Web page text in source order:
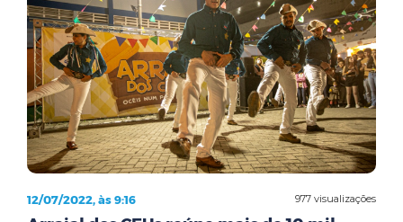
977 visualizações
12/07/2022, às 9:16